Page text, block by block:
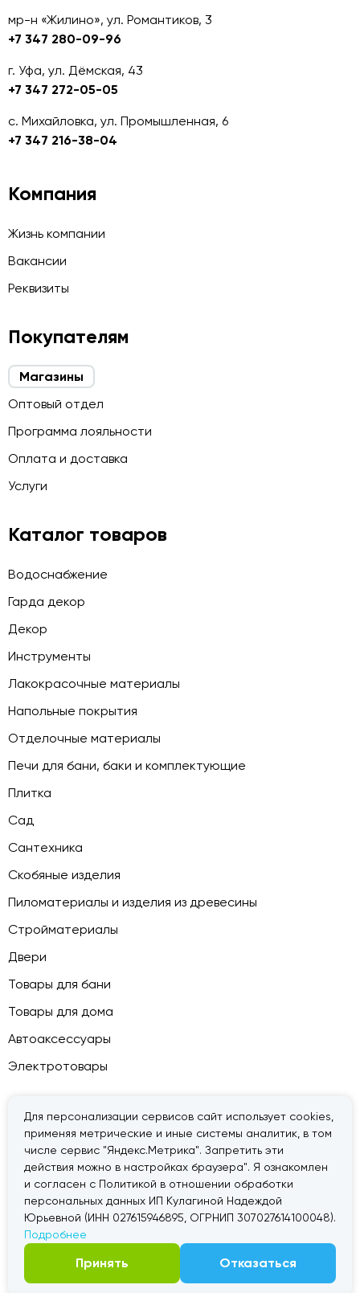
Для персонализации сервисов сайт использует cookies,
применяя метрические и иные системы аналитик, в том
числе сервис "Яндекс.Метрика". Запретить эти
действия можно в настройках браузера". Я ознакомлен
и согласен с Политикой в отношении обработки
персональных данных ИП Кулагиной Надеждой
Юрьевной (ИНН 027615946895, ОГРНИП 307027614100048).
Подробнее
Принять Отказаться
мр-н «Жилино», ул. Романтиков, 3
+7 347 280-09-96
г. Уфа, ул. Дёмская, 43
+7 347 272-05-05
с. Михайловка, ул. Промышленная, 6
+7 347 216-38-04
Компания
Жизнь компании
Вакансии
Реквизиты
Покупателям
Магазины
Оптовый отдел
Программа лояльности
Оплата и доставка
Услуги
Каталог товаров
Водоснабжение
Гарда декор
Декор
Инструменты
Лакокрасочные материалы
Напольные покрытия
Отделочные материалы
Печи для бани, баки и комплектующие
Плитка
Сад
Сантехника
Скобяные изделия
Пиломатериалы и изделия из древесины
Стройматериалы
Двери
Товары для бани
Товары для дома
Автоаксессуары
Электротовары
© 2026 — «Дачник».Правовая информация